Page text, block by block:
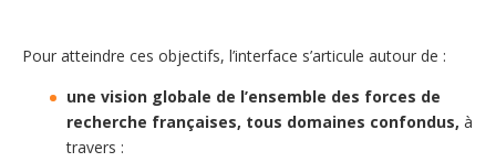
Pour atteindre ces objectifs, l’interface s’articule autour de :
une vision globale de l’ensemble des forces de
recherche françaises, tous domaines confondus, à
travers :